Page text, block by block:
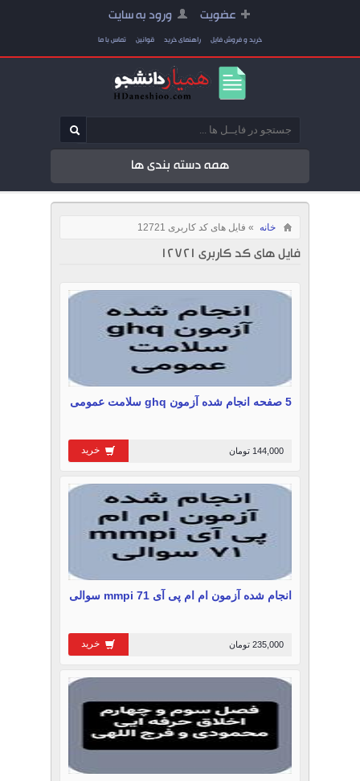
عضویت ورود به سایت
خرید و فروش فایل راهنمای خرید قوانین تماس با ما
همه دسته بندی ها
خانه » فایل های کد کاربری 12721
فایل های کد کاربری 12721
5 صفحه انجام شده آزمون ghq سلامت عمومی
خرید 144,000 تومان
انجام شده آزمون ام ام پی آی mmpi 71 سوالی
خرید 235,000 تومان